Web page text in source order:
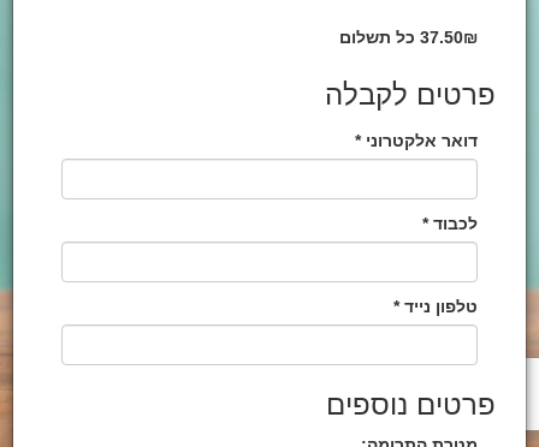
37.50₪ כל תשלום
פרטים לקבלה
דואר אלקטרוני *
לכבוד *
טלפון נייד *
פרטים נוספים